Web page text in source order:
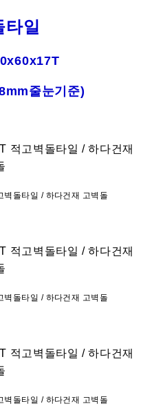
타일
줄눈기준)
돌타일 / 하다건재 고벽돌
돌타일 / 하다건재 고벽돌
돌타일 / 하다건재 고벽돌